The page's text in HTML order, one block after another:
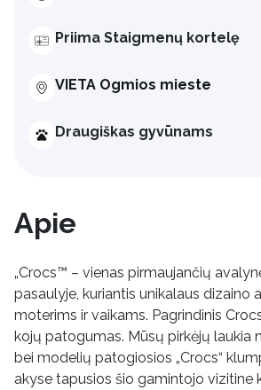
Priima Staigmenų kortelę
VIETA Ogmios mieste
Draugiškas gyvūnams
Apie
„Crocs™ – vienas pirmaujančių
pasaulyje, kuriantis unikalaus dizaino
moterims ir vaikams. Pagrindinis
kojų patogumas. Mūsų pirkėjų laukia
bei modelių patogiosios „Crocs“
akyse tapusios šio gamintojo vizitine